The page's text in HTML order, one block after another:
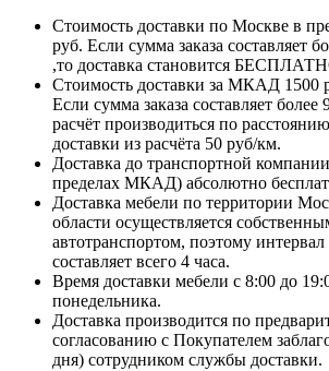
Стоимость доставки по Москве в
руб. Если сумма заказа составляет
,то доставка становится
Стоимость доставки за МКАД 1500
Если сумма заказа составляет более
расчёт производиться по
доставки из расчёта 50 руб/км.
Доставка до транспортной
пределах МКАД) абсолютно
Доставка мебели по территории
области осуществляется
автотранспортом, поэтому интервал
составляет всего 4 часа.
Время доставки мебели с 8:00 до
понедельника.
Доставка производится по
согласованию с Покупателем
дня) сотрудником службы доставки.